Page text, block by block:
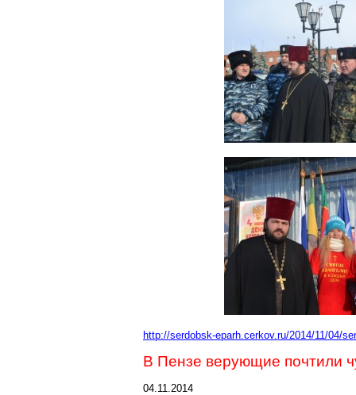
http://serdobsk-eparh.cerkov.ru/2014/11/04/
В Пензе верующие почтили
04.11.2014